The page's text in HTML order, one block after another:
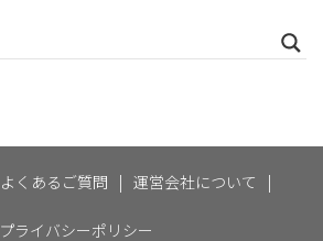
よくあるご質問 | 運営会社について |
プライバシーポリシー